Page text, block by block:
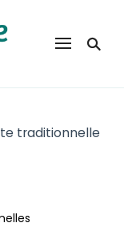
traditionnelle